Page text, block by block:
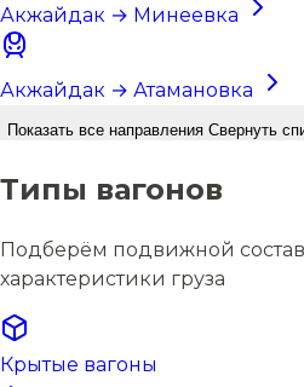
Акжайдак → Минеевка
Акжайдак → Атамановка
Показать все направления Свернуть
Типы вагонов
Подберём подвижной
характеристики груза
Крытые вагоны